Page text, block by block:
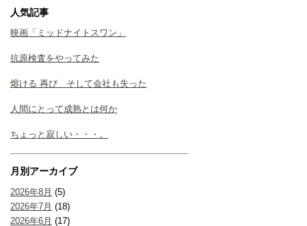
人気記事
映画「ミッドナイトスワン」
抗原検査をやってみた
熔ける 再び そして会社も失った
人間にとって成熟とは何か
ちょっと寂しい・・・。
月別アーカイブ
2026年8月 (5)
2026年7月 (18)
2026年6月 (17)